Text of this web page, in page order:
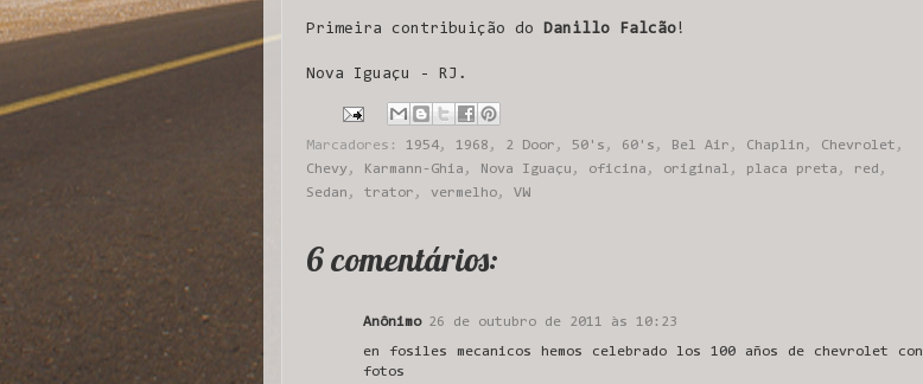
Primeira contribuição do Danillo Falcão!
Nova Iguaçu - RJ.
Marcadores: 1954, 1968 , 2 Door , 50's , 60's , Bel Air , Chaplin , Chevrolet ,
Chevy , Karmann-Ghia , Nova Iguaçu , oficina , original , placa preta , red ,
Sedan , trator , vermelho, VW
6 comentários:
Anônimo 26 de outubro de 2011 às 10:23
en fosiles mecanicos hemos celebrado los 100 años de chevrolet con
fotos